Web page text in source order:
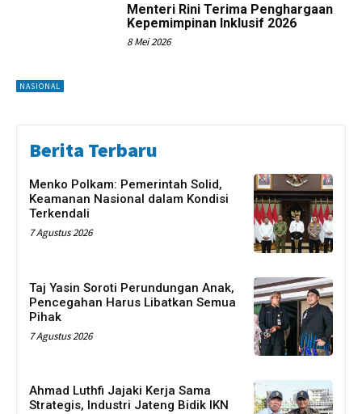
NASIONAL
Menteri Rini Terima Penghargaan
Kepemimpinan Inklusif 2026
8 Mei 2026
Berita Terbaru
Menko Polkam: Pemerintah Solid,
Keamanan Nasional dalam Kondisi
Terkendali
7 Agustus 2026
Taj Yasin Soroti Perundungan Anak,
Pencegahan Harus Libatkan Semua
Pihak
7 Agustus 2026
Ahmad Luthfi Jajaki Kerja Sama
Strategis, Industri Jateng Bidik IKN